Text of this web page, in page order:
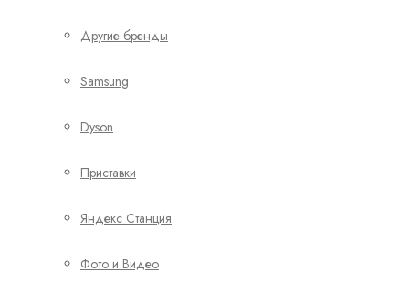
Другие бренды
Samsung
Dyson
Приставки
Яндекс Станция
Фото и Видео